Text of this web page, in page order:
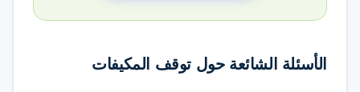
الأسئلة الشائعة حول توقف المكيفات